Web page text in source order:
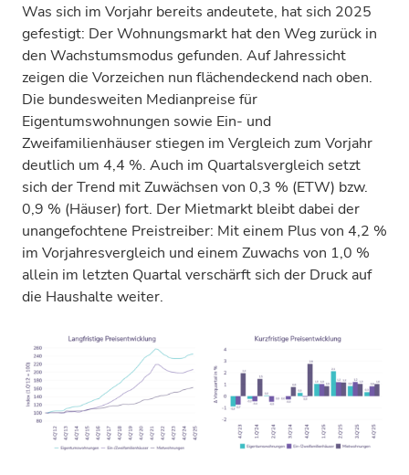
Was sich im Vorjahr bereits andeutete, hat sich 2025
gefestigt: Der Wohnungsmarkt hat den Weg zurück in
den Wachstumsmodus gefunden. Auf Jahressicht
zeigen die Vorzeichen nun flächendeckend nach oben.
Die bundesweiten Medianpreise für
Eigentumswohnungen sowie Ein- und
Zweifamilienhäuser stiegen im Vergleich zum Vorjahr
deutlich um 4,4 %. Auch im Quartalsvergleich setzt
sich der Trend mit Zuwächsen von 0,3 % (ETW) bzw.
0,9 % (Häuser) fort. Der Mietmarkt bleibt dabei der
unangefochtene Preistreiber: Mit einem Plus von 4,2 %
im Vorjahresvergleich und einem Zuwachs von 1,0 %
allein im letzten Quartal verschärft sich der Druck auf
die Haushalte weiter.